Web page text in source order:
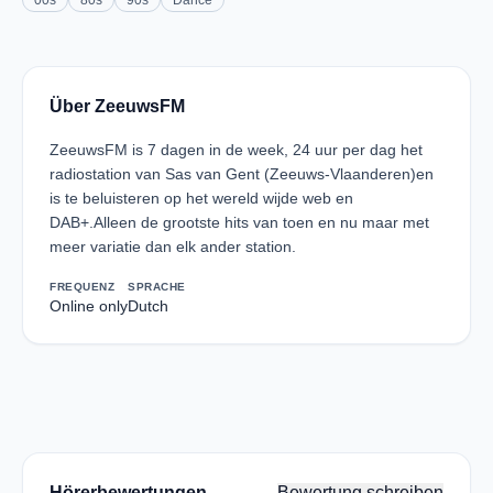
Über ZeeuwsFM
ZeeuwsFM is 7 dagen in de week, 24 uur per dag het
radiostation van Sas van Gent (Zeeuws-Vlaanderen)en
is te beluisteren op het wereld wijde web en
DAB+.Alleen de grootste hits van toen en nu maar met
meer variatie dan elk ander station.
FREQUENZ
Online only
SPRACHE
Dutch